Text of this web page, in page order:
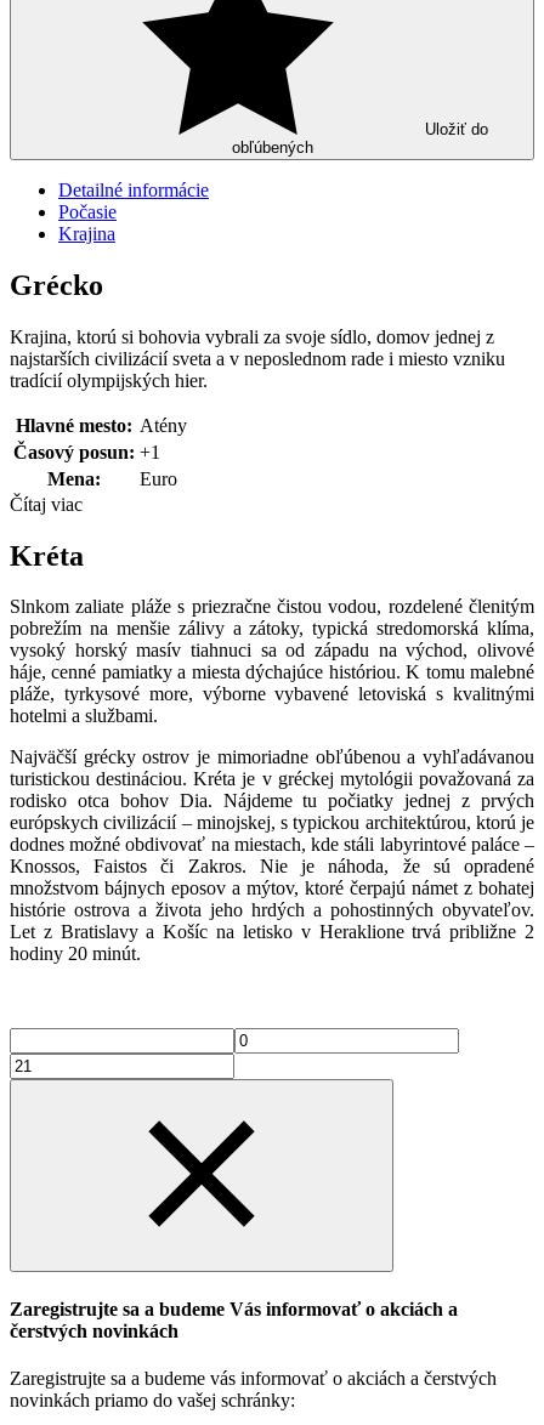
Uložiť do
obľúbených
Detailné informácie
Počasie
Krajina
Grécko
Krajina, ktorú si bohovia vybrali za svoje sídlo, domov jednej z
najstarších civilizácií sveta a v neposlednom rade i miesto vzniku
tradícií olympijských hier.
Hlavné mesto: Atény
Časový posun: +1
Mena:
Euro
Čítaj viac
Kréta
Slnkom zaliate pláže s priezračne čistou vodou, rozdelené členitým
pobrežím na menšie zálivy a zátoky, typická stredomorská klíma,
vysoký horský masív tiahnuci sa od západu na východ, olivové
háje, cenné pamiatky a miesta dýchajúce históriou. K tomu malebné
pláže, tyrkysové more, výborne vybavené letoviská s kvalitnými
hotelmi a službami.
Najväčší grécky ostrov je mimoriadne obľúbenou a vyhľadávanou
turistickou destináciou. Kréta je v gréckej mytológii považovaná za
rodisko otca bohov Dia. Nájdeme tu počiatky jednej z prvých
európskych civilizácií – minojskej, s typickou architektúrou, ktorú je
dodnes možné obdivovať na miestach, kde stáli labyrintové paláce –
Knossos, Faistos či Zakros. Nie je náhoda, že sú opradené
množstvom bájnych eposov a mýtov, ktoré čerpajú námet z bohatej
histórie ostrova a života jeho hrdých a pohostinných obyvateľov.
Let z Bratislavy a Košíc na letisko v Heraklione trvá približne 2
hodiny 20 minút.
Zaregistrujte sa a budeme Vás informovať o akciách a
čerstvých novinkách
Zaregistrujte sa a budeme vás informovať o akciách a čerstvých
novinkách priamo do vašej schránky: